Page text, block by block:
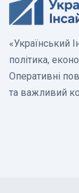
«Український
політика,
Оперативні
та важливий